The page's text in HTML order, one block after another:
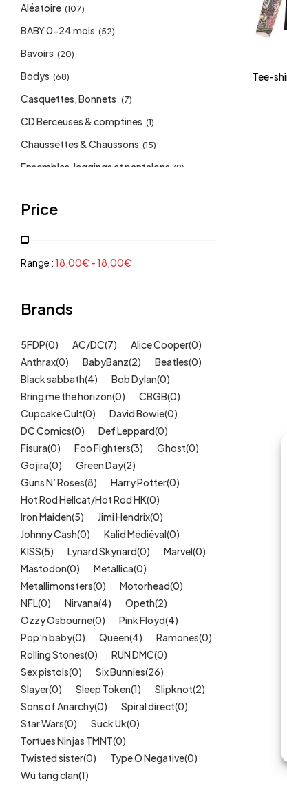
Aléatoire (107)
BABY 0-24 mois (52)
Bavoirs (20)
Bodys (68)
Casquettes, Bonnets (7)
CD Berceuses & comptines (1)
Chaussettes & Chaussons (15)
Ensembles, leggings et pantalons (9)
Mode Fille
Mode Garçon
Sweat, pulls, gilets (6)
Tétines (11)
Kids (209)
Outlet (40)
Univers (422)
Price
Range :18,00€ -18,00€
Brands
5FDP(0) AC/DC(7) Alice Cooper(0)
Anthrax(0) BabyBanz(2) Beatles(0)
Black sabbath(4) Bob Dylan(0)
Bring me the horizon(0) CBGB(0)
Cupcake Cult(0) David Bowie(0)
DC Comics(0) Def Leppard(0)
Fisura(0) Foo Fighters(3) Ghost(0)
Gojira(0) Green Day(2)
Guns N’ Roses(8) Harry Potter(0)
Hot Rod Hellcat/Hot Rod HK(0)
Iron Maiden(5) Jimi Hendrix(0)
Johnny Cash(0) Kalid Médiéval(0)
KISS(5) Lynard Skynard(0) Marvel(0)
Mastodon(0) Metallica(0)
Metallimonsters(0) Motorhead(0)
NFL(0) Nirvana(4) Opeth(2)
Ozzy Osbourne(0) Pink Floyd(4)
Pop’n baby(0) Queen(4) Ramones(0)
Rolling Stones(0) RUN DMC(0)
Sex pistols(0) Six Bunnies(26)
Slayer(0) Sleep Token(1) Slipknot(2)
Sons of Anarchy(0) Spiral direct(0)
Star Wars(0) Suck Uk(0)
Tortues Ninjas TMNT(0)
Twisted sister(0) Type O Negative(0)
Wu tang clan(1)
Tee-